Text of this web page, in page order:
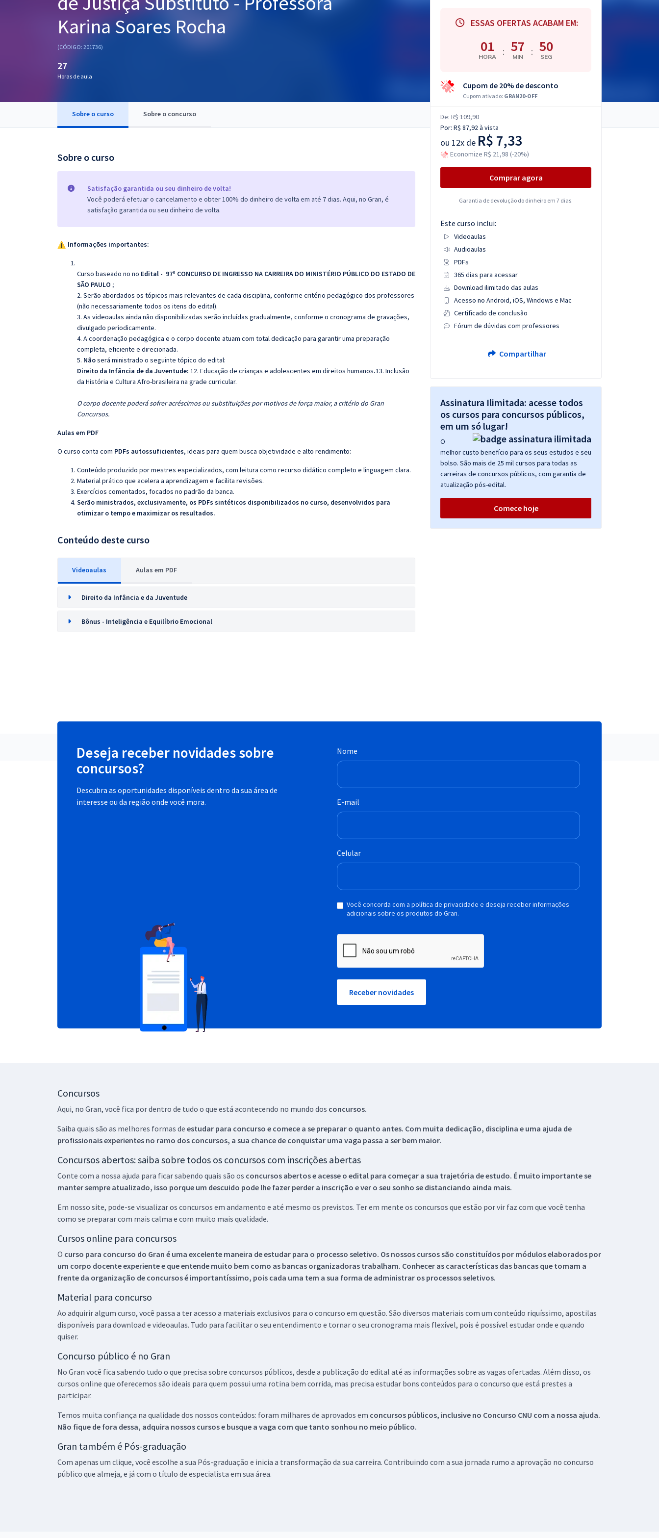
Questões grátis
Karina Soares Rocha
(CÓDIGO: 201736)
27
Horas de aula
Sobre o curso Sobre o concurso
Sobre o curso
Satisfação garantida ou seu dinheiro de volta!
Você poderá efetuar o cancelamento e obter 100% do dinheiro de volta em até 7 dias. Aqui, no Gran, é
satisfação garantida ou seu dinheiro de volta.
Informações importantes:
Curso baseado no no Edital - 97º CONCURSO DE INGRESSO NA CARREIRA DO MINISTÉRIO PÚBLICO DO ESTADO DE
SÃO PAULO ;
2. Serão abordados os tópicos mais relevantes de cada disciplina, conforme critério pedagógico dos professores
(não necessariamente todos os itens do edital).
3. As videoaulas ainda não disponibilizadas serão incluídas gradualmente, conforme o cronograma de gravações,
divulgado periodicamente.
4. A coordenação pedagógica e o corpo docente atuam com total dedicação para garantir uma preparação
completa, eficiente e direcionada.
5. Nãoserá ministrado o seguinte tópico do edital:
Direito da Infância de da Juventude: 12. Educação de crianças e adolescentes em direitos humanos.13. Inclusão
da História e Cultura Afro-brasileira na grade curricular.
O corpo docente poderá sofrer acréscimos ou substituições por motivos de força maior, a critério do Gran
Concursos.
Aulas em PDF
O curso conta com PDFs autossuficientes, ideais para quem busca objetividade e alto rendimento:
Conteúdo produzido por mestres especializados, com leitura como recurso didático completo e linguagem clara.
Material prático que acelera a aprendizagem e facilita revisões.
Exercícios comentados, focados no padrão da banca.
Serão ministrados, exclusivamente, os PDFs sintéticos disponibilizados no curso, desenvolvidos para
otimizar o tempo e maximizar os resultados.
Conteúdo deste curso
Videoaulas Aulas em PDF
Direito da Infância e da Juventude
Bônus - Inteligência e Equilíbrio Emocional
ESSAS OFERTAS ACABAM EM:
01
HORA : 57
MIN : 49
SEG
Cupom de 20% de desconto
Cupom ativado: GRAN20-OFF
De: R$ 109,90
Por: R$ 87,92à vista
ou 12x de R$ 7,33
Economize R$ 21,98 (-20%)
Comprar agora
Garantia de devolução do dinheiro em 7 dias.
Este curso inclui:
Videoaulas
Audioaulas
PDFs
365 dias para acessar
Download ilimitado das aulas
Acesso no Android, iOS, Windows e Mac
Certificado de conclusão
Fórum de dúvidas com professores
Compartilhar
Assinatura Ilimitada: acesse todos
os cursos para concursos públicos,
em um só lugar!
O
melhor custo benefício para os seus estudos e seu
bolso. São mais de 25 mil cursos para todas as
carreiras de concursos públicos, com garantia de
atualização pós-edital.
Comece hoje
Deseja receber novidades sobre
concursos?
Descubra as oportunidades disponíveis dentro da sua área de
interesse ou da região onde você mora.
Nome
E-mail
Celular
Você concorda com a política de privacidade e deseja receber informações
adicionais sobre os produtos do Gran.
Receber novidades
Concursos
Aqui, no Gran, você fica por dentro de tudo o que está acontecendo no mundo dos concursos.
Saiba quais são as melhores formas de estudar para concurso e comece a se preparar o quanto antes. Com muita dedicação, disciplina e uma ajuda de
profissionais experientes no ramo dos concursos, a sua chance de conquistar uma vaga passa a ser bem maior.
Concursos abertos: saiba sobre todos os concursos com inscrições abertas
Conte com a nossa ajuda para ficar sabendo quais são os concursos abertos e acesse o edital para começar a sua trajetória de estudo. É muito importante se
manter sempre atualizado, isso porque um descuido pode lhe fazer perder a inscrição e ver o seu sonho se distanciando ainda mais.
Em nosso site, pode-se visualizar os concursos em andamento e até mesmo os previstos. Ter em mente os concursos que estão por vir faz com que você tenha
como se preparar com mais calma e com muito mais qualidade.
Cursos online para concursos
O curso para concurso do Gran é uma excelente maneira de estudar para o processo seletivo. Os nossos cursos são constituídos por módulos elaborados por
um corpo docente experiente e que entende muito bem como as bancas organizadoras trabalham. Conhecer as características das bancas que tomam a
frente da organização de concursos é importantíssimo, pois cada uma tem a sua forma de administrar os processos seletivos.
Material para concurso
Ao adquirir algum curso, você passa a ter acesso a materiais exclusivos para o concurso em questão. São diversos materiais com um conteúdo riquíssimo, apostilas
disponíveis para download e videoaulas. Tudo para facilitar o seu entendimento e tornar o seu cronograma mais flexível, pois é possível estudar onde e quando
quiser.
Concurso público é no Gran
No Gran você fica sabendo tudo o que precisa sobre concursos públicos, desde a publicação do edital até as informações sobre as vagas ofertadas. Além disso, os
cursos online que oferecemos são ideais para quem possui uma rotina bem corrida, mas precisa estudar bons conteúdos para o concurso que está prestes a
participar.
Temos muita confiança na qualidade dos nossos conteúdos: foram milhares de aprovados em concursos públicos, inclusive no Concurso CNU com a nossa ajuda.
Não fique de fora dessa, adquira nossos cursos e busque a vaga com que tanto sonhou no meio público.
Gran também é Pós-graduação
Com apenas um clique, você escolhe a sua Pós-graduação e inicia a transformação da sua carreira. Contribuindo com a sua jornada rumo a aprovação no concurso
público que almeja, e já com o título de especialista em sua área.